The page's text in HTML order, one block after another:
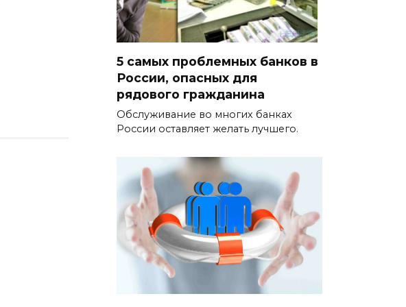
5 самых проблемных банков в
России, опасных для
рядового гражданина
Обслуживание во многих банках
России оставляет желать лучшего.